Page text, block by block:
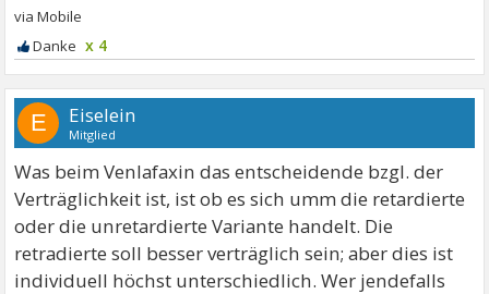
x 4
E Eiselein
Mitglied
Was beim Venlafaxin das entscheidende bzgl. der
Verträglichkeit ist, ist ob es sich umm die retardierte
oder die unretardierte Variante handelt. Die
retradierte soll besser verträglich sein; aber dies ist
individuell höchst unterschiedlich. Wer jendefalls